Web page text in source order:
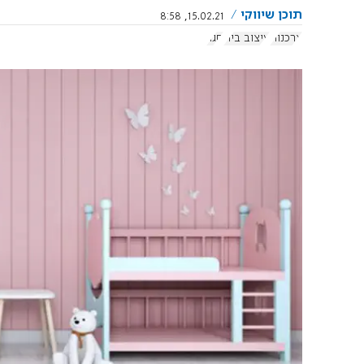
תוכן שיווקי
15.02.21, 8:58
צרכנות
עיצוב בית סגר